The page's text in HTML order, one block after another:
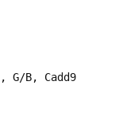
G/B, Cadd9